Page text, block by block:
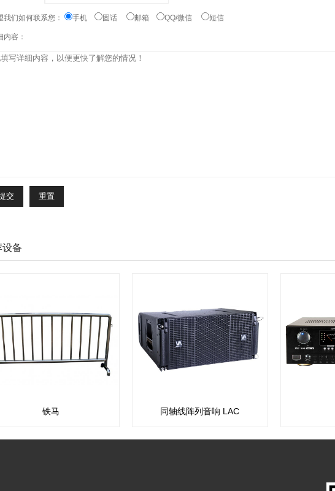
我们如何联系您： 手机 固话 邮箱 QQ/微信 短信
内容：
设备
铁马 同轴线阵列音响 LAC